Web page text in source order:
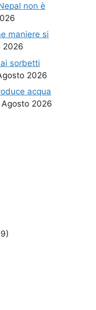
non è
maniere si
2026
sorbetti
2026
acqua
2026